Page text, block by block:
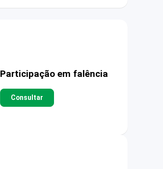
Participação em falência
Consultar